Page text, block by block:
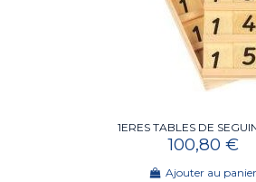
1ERES TABLES DE
100,80 €
Ajouter au panier